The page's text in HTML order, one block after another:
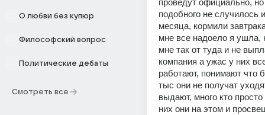
О любви без купюр
Философский вопрос
Политические дебаты
Смотреть все
проведут официально, но
подобного не случилось
месяца, кормили
мне все надоело я ушла,
мне так от туда и не
компания а ужас у них
работают, понимают что
тыс они не получат
выдают, много кто
них они на этом и